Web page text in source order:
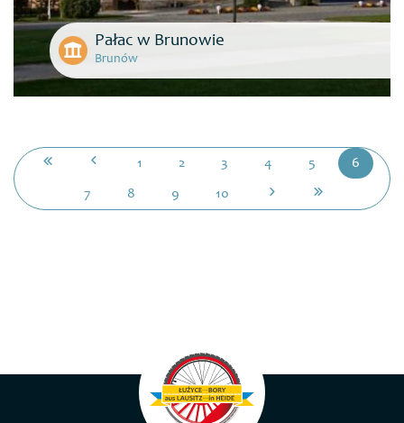
Pałac w Brunowie
Brunów
1 2 3 4 5 6
7 8 9 10